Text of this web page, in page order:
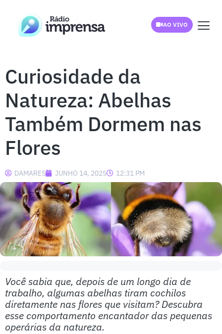
AO VIVO
Curiosidade da
Natureza: Abelhas
Também Dormem nas
Flores
DAMARES JUNHO 14, 2025 12:31 PM
Você sabia que, depois de um longo dia de
trabalho, algumas abelhas tiram cochilos
diretamente nas flores que visitam? Descubra
esse comportamento encantador das pequenas
operárias da natureza.